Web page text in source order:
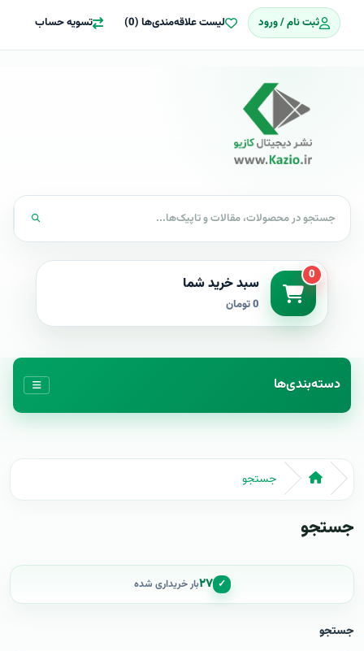
ثبت نام / ورود لیست علاقه‌مندی‌ها (0) تسویه حساب
0 سبد خرید شما
0 تومان
دسته‌بندی‌ها
جستجو
جستجو
✓ ۲۷بار خریداری شده
جستجو